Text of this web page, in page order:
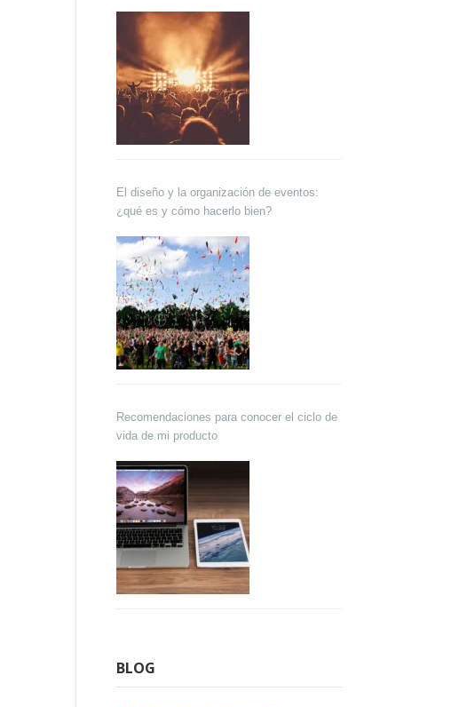
El diseño y la organización de eventos:
¿qué es y cómo hacerlo bien?
Recomendaciones para conocer el ciclo de
vida de mi producto
BLOG